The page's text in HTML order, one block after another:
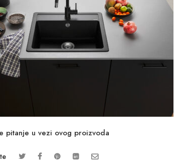
pitanje u vezi ovog proizvoda